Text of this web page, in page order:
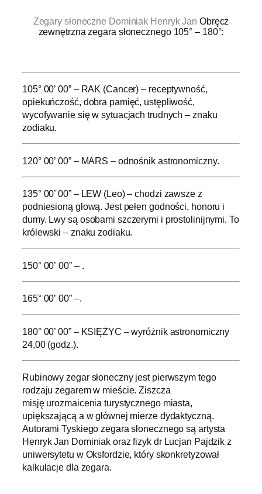
Zegary słoneczne Dominiak Henryk Jan Obręcz
zewnętrzna zegara słonecznego 105° – 180°:
105° 00’ 00” – RAK (Cancer) – receptywność,
opiekuńczość, dobra pamięć, ustępliwość,
wycofywanie się w sytuacjach trudnych – znaku
zodiaku.
120° 00’ 00” – MARS – odnośnik astronomiczny.
135° 00’ 00” – LEW (Leo) – chodzi zawsze z
podniesioną głową. Jest pełen godności, honoru i
dumy. Lwy są osobami szczerymi i prostolinijnymi. To
królewski – znaku zodiaku.
150° 00’ 00” – .
165° 00’ 00” –.
180° 00’ 00” – KSIĘŻYC – wyróżnik astronomiczny
24,00 (godz.).
Rubinowy zegar słoneczny jest pierwszym tego
rodzaju zegarem w mieście. Ziszcza
misję urozmaicenia turystycznego miasta,
upiększającą a w głównej mierze dydaktyczną.
Autorami Tyskiego zegara słonecznego są artysta
Henryk Jan Dominiak oraz fizyk dr Lucjan Pajdzik z
uniwersytetu w Oksfordzie, który skonkretyzował
kalkulacje dla zegara.